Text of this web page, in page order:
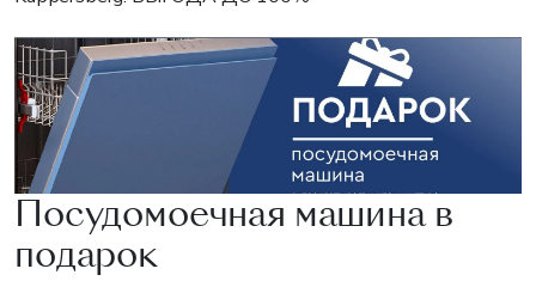
Посудомоечная машина в
подарок